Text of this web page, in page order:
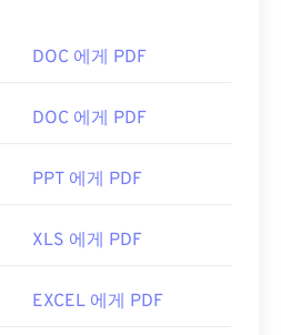
용해 보세요.
가 있습니다.
게 여나요?
사용합니다. Adobe는
PDF 리더입니다. 사용하기
제 생각에는 불필요하거나 원
수 있습니다. 추가 기능이나
DOC 에게 PDF
DOC 에게 PDF
PPT 에게 PDF
XLS 에게 PDF
EXCEL 에게 PDF